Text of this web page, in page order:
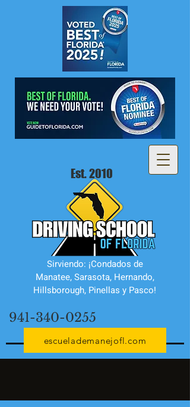
Sirviendo: ¡Condados de
Manatee, Sarasota, Hernando,
Hillsborough, Pinellas y Pasco!
941-340-0255
Est. 2010
escuelademanejofl.com